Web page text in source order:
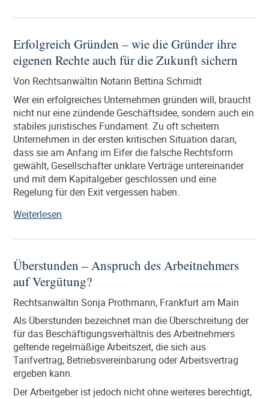
der
„kleinen“
Aktiengesellschaft
öfter
den
Vorzug
gegenüber
der
GmbH
geben“
Erfolgreich Gründen – wie die Gründer ihre
eigenen Rechte auch für die Zukunft sichern
Von Rechtsanwältin Notarin Bettina Schmidt
Wer ein erfolgreiches Unternehmen gründen will, braucht
nicht nur eine zündende Geschäftsidee, sondern auch ein
stabiles juristisches Fundament. Zu oft scheitern
Unternehmen in der ersten kritischen Situation daran,
dass sie am Anfang im Eifer die falsche Rechtsform
gewählt, Gesellschafter unklare Verträge untereinander
und mit dem Kapitalgeber geschlossen und eine
Regelung für den Exit vergessen haben.
Weiterlesen
–
die
Gründer
eigenen
Rechte
auch
für
die
Zukunft
sichern“
Überstunden – Anspruch des Arbeitnehmers
auf Vergütung?
Rechtsanwältin Sonja Prothmann, Frankfurt am Main
Als Überstunden bezeichnet man die Überschreitung der
für das Beschäftigungsverhältnis des Arbeitnehmers
geltende regelmäßige Arbeitszeit, die sich aus
Tarifvertrag, Betriebsvereinbarung oder Arbeitsvertrag
ergeben kann.
Der Arbeitgeber ist jedoch nicht ohne weiteres berechtigt,